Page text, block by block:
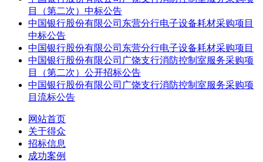
目（第二次）中标公告
中国银行股份有限公司东营分行电子设备耗材采购项目
中标公告
中国银行股份有限公司东营分行电子设备耗材采购项目
中国银行股份有限公司广饶支行消防控制室服务采购项
目（第二次）公开招标公告
中国银行股份有限公司广饶支行消防控制室服务采购项
目流标公告
网站首页
关于得众
招标信息
成功案例